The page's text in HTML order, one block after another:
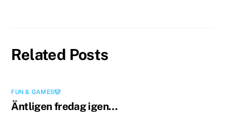
Related Posts
FUN & GAMES🤡
Äntligen fredag igen…